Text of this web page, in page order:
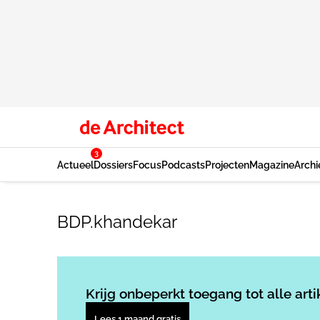
Actueel
3
DossiersFocusPodcastsProjectenMagazine
BDP.khandekar
Krijg onbeperkt toegang tot alle